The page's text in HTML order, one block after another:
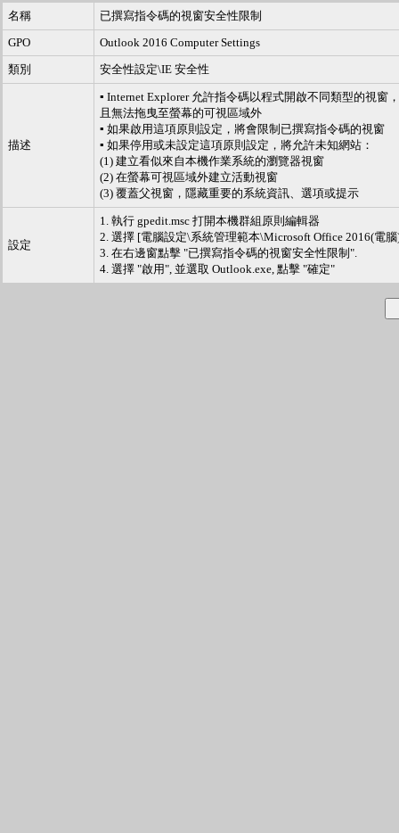
名稱
已撰寫指令碼的視窗安全性限制
GPO
Outlook 2016 Computer Settings
類別
安全性設定\IE 安全性
描述
▪ Internet Explorer 允許指令碼以程式開啟不同類型的視
且無法拖曳至螢幕的可視區域外
▪ 如果啟用這項原則設定，將會限制已撰寫指令碼的視窗
▪ 如果停用或未設定這項原則設定，將允許未知網站：
(1) 建立看似來自本機作業系統的瀏覽器視窗
(2) 在螢幕可視區域外建立活動視窗
(3) 覆蓋父視窗，隱藏重要的系統資訊、選項或提示
設定
1. 執行 gpedit.msc 打開本機群組原則編輯器
2. 選擇 [電腦設定\系統管理範本\Microsoft Office 2016(電
3. 在右邊窗點擊 "已撰寫指令碼的視窗安全性限制".
4. 選擇 "啟用", 並選取 Outlook.exe, 點擊 "確定"